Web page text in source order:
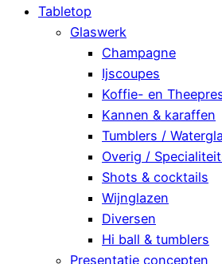
Tabletop
Glaswerk
Champagne
Ijscoupes
Koffie- en
Kannen & karaffen
Tumblers /
Overig /
Shots & cocktails
Wijnglazen
Diversen
Hi ball & tumblers
Presentatie concepten